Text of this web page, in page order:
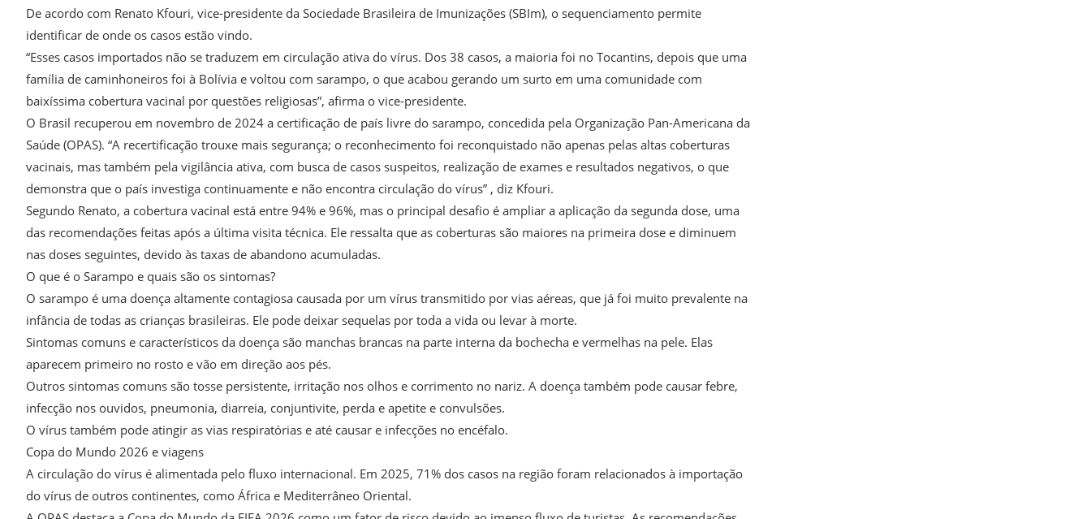
De acordo com Renato Kfouri, vice-presidente da Sociedade Brasileira de Imunizações (SBIm), o sequenciamento permite
identificar de onde os casos estão vindo.
“Esses casos importados não se traduzem em circulação ativa do vírus. Dos 38 casos, a maioria foi no Tocantins, depois que uma
família de caminhoneiros foi à Bolívia e voltou com sarampo, o que acabou gerando um surto em uma comunidade com
baixíssima cobertura vacinal por questões religiosas”, afirma o vice-presidente.
O Brasil recuperou em novembro de 2024 a certificação de país livre do sarampo, concedida pela Organização Pan-Americana da
Saúde (OPAS). “A recertificação trouxe mais segurança; o reconhecimento foi reconquistado não apenas pelas altas coberturas
vacinais, mas também pela vigilância ativa, com busca de casos suspeitos, realização de exames e resultados negativos, o que
demonstra que o país investiga continuamente e não encontra circulação do vírus” , diz Kfouri.
Segundo Renato, a cobertura vacinal está entre 94% e 96%, mas o principal desafio é ampliar a aplicação da segunda dose, uma
das recomendações feitas após a última visita técnica. Ele ressalta que as coberturas são maiores na primeira dose e diminuem
nas doses seguintes, devido às taxas de abandono acumuladas.
O que é o Sarampo e quais são os sintomas?
O sarampo é uma doença altamente contagiosa causada por um vírus transmitido por vias aéreas, que já foi muito prevalente na
infância de todas as crianças brasileiras. Ele pode deixar sequelas por toda a vida ou levar à morte.
Sintomas comuns e característicos da doença são manchas brancas na parte interna da bochecha e vermelhas na pele. Elas
aparecem primeiro no rosto e vão em direção aos pés.
Outros sintomas comuns são tosse persistente, irritação nos olhos e corrimento no nariz. A doença também pode causar febre,
infecção nos ouvidos, pneumonia, diarreia, conjuntivite, perda e apetite e convulsões.
O vírus também pode atingir as vias respiratórias e até causar e infecções no encéfalo.
Copa do Mundo 2026 e viagens
A circulação do vírus é alimentada pelo fluxo internacional. Em 2025, 71% dos casos na região foram relacionados à importação
do vírus de outros continentes, como África e Mediterrâneo Oriental.